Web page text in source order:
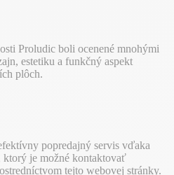
Proludic boli ocenené mnohými
estetiku a funkčný aspekt
plôch.
popredajný servis vďaka
ktorý je možné kontaktovať
tejto webovej stránky.